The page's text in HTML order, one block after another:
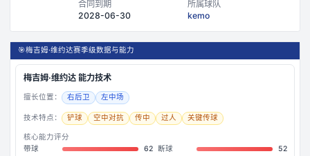
合同到期
2028-06-30
所属球队
kemo
🎯梅吉姆·维约达赛季级数据与能力
梅吉姆·维约达能力技术
擅长位置： 右后卫 左中场
技术特点： 铲球 空中对抗 传中 过人 关键传球
核心能力评分
带球
62 断球
52